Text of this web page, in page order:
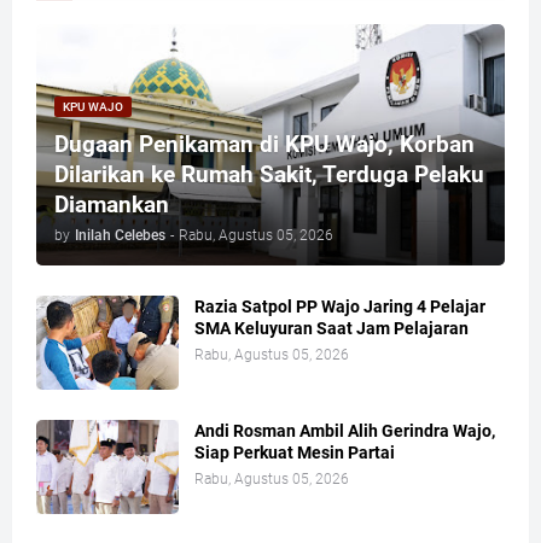
KPU WAJO
Dugaan Penikaman di KPU Wajo, Korban
Dilarikan ke Rumah Sakit, Terduga Pelaku
Diamankan
by Inilah Celebes - Rabu, Agustus 05, 2026
Razia Satpol PP Wajo Jaring 4 Pelajar
SMA Keluyuran Saat Jam Pelajaran
Rabu, Agustus 05, 2026
Andi Rosman Ambil Alih Gerindra Wajo,
Siap Perkuat Mesin Partai
Rabu, Agustus 05, 2026